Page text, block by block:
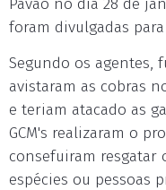
Pavão no dia 28 de
foram divulgadas
Segundo os agentes,
avistaram as cobras
e teriam atacado as
GCM's realizaram o
consefuiram resgatar
espécies ou pessoas